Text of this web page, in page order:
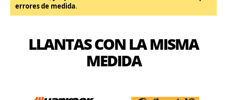
errores de medida.
LLANTAS CON LA MISMA
MEDIDA